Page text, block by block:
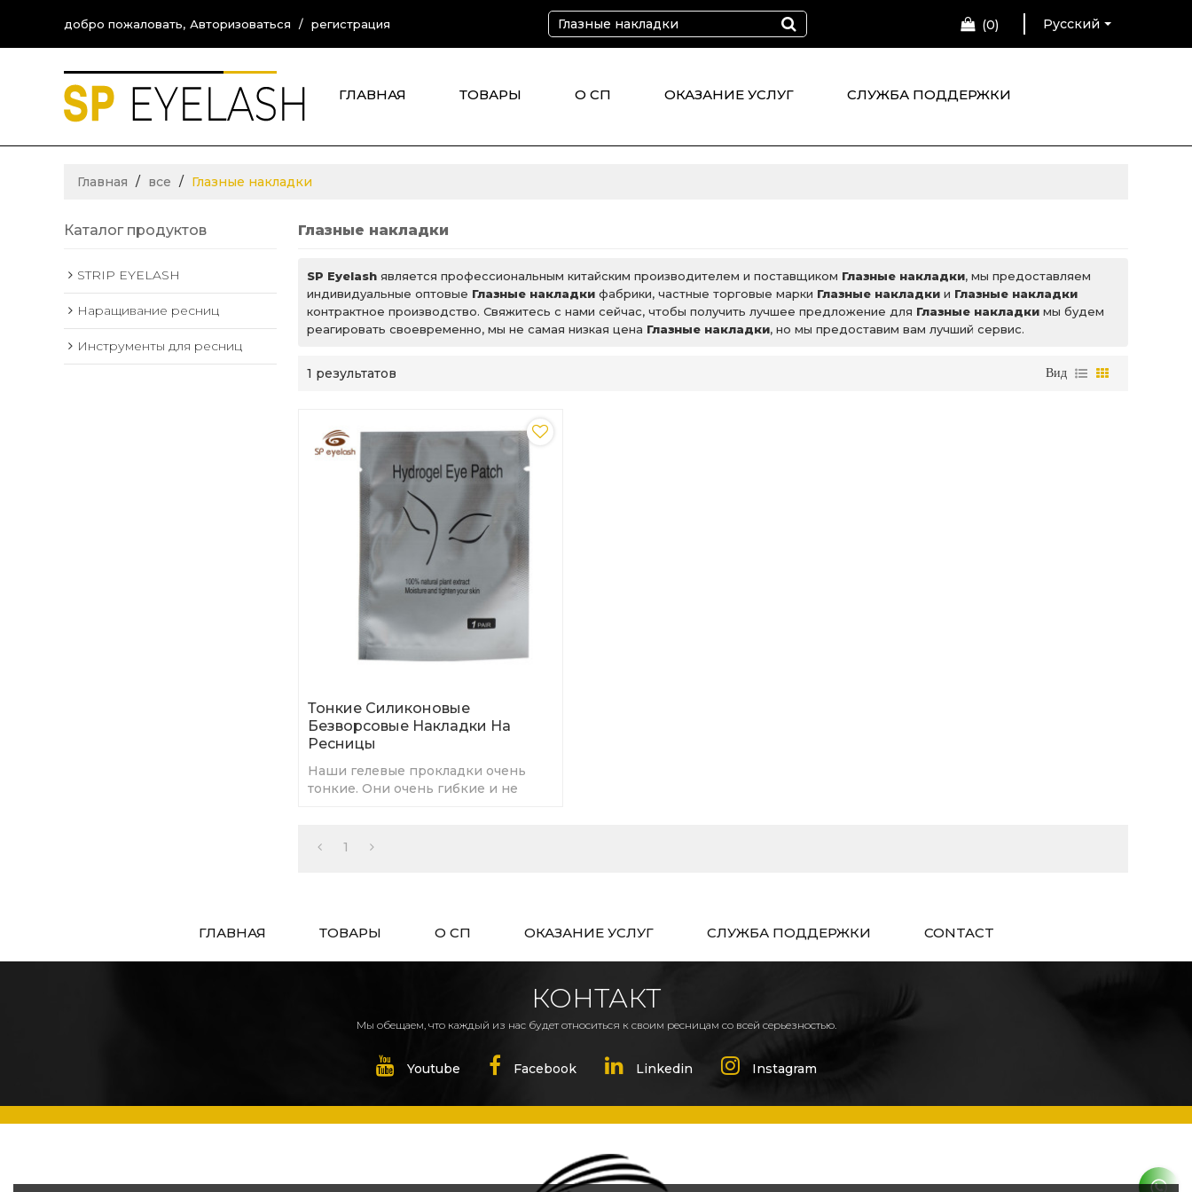
добро пожаловать, Авторизоваться / регистрация 0 Русский
ГЛАВНАЯ ТОВАРЫ О СП ОКАЗАНИЕ УСЛУГ СЛУЖБА ПОДДЕРЖКИ
Главная / все / Глазные накладки
Каталог продуктов
STRIP EYELASH
Наращивание ресниц
Инструменты для ресниц
Глазные накладки
SP Eyelash является профессиональным китайским производителем и поставщиком Глазные накладки, мы предоставляем
индивидуальные оптовые Глазные накладки фабрики, частные торговые марки Глазные накладки и Глазные накладки
контрактное производство. Свяжитесь с нами сейчас, чтобы получить лучшее предложение для Глазные накладки мы будем
реагировать своевременно, мы не самая низкая цена Глазные накладки, но мы предоставим вам лучший сервис.
1 результатов Вид
Тонкие Силиконовые
Безворсовые Накладки На
Ресницы
Наши гелевые прокладки очень
тонкие. Они очень гибкие и не
1
ГЛАВНАЯ ТОВАРЫ О СП ОКАЗАНИЕ УСЛУГ СЛУЖБА ПОДДЕРЖКИ CONTACT
КОНТАКТ
Мы обещаем, что каждый из нас будет относиться к своим ресницам со всей серьезностью.